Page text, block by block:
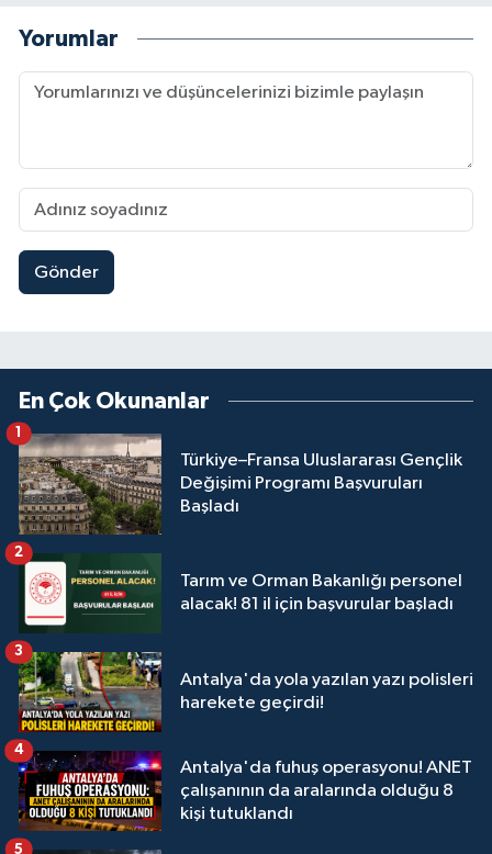
Yorumlar
Gönder
En Çok Okunanlar
Türkiye–Fransa Uluslararası Gençlik
Değişimi Programı Başvuruları
Başladı
1
Tarım ve Orman Bakanlığı personel
alacak! 81 il için başvurular başladı
2
Antalya'da yola yazılan yazı polisleri
harekete geçirdi!
3
Antalya'da fuhuş operasyonu! ANET
çalışanının da aralarında olduğu 8
kişi tutuklandı
4
5